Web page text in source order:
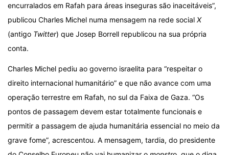
encurralados em Rafah para áreas inseguras são inaceitáveis”,
publicou Charles Michel numa mensagem na rede social X
(antigo Twitter) que Josep Borrell republicou na sua própria
conta.
Charles Michel pediu ao governo israelita para “respeitar o
direito internacional humanitário” e que não avance com uma
operação terrestre em Rafah, no sul da Faixa de Gaza. “Os
pontos de passagem devem estar totalmente funcionais e
permitir a passagem de ajuda humanitária essencial no meio da
grave fome”, acrescentou. A mensagem, tardia, do presidente